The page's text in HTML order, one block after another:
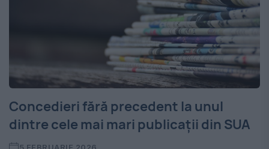
Concedieri fără precedent la unul
dintre cele mai mari publicații din SUA